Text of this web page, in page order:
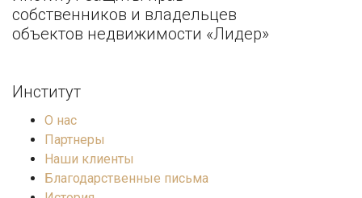
собственников и владельцев
объектов недвижимости «Лидер»
Институт
О нас
Партнеры
Наши клиенты
Благодарственные письма